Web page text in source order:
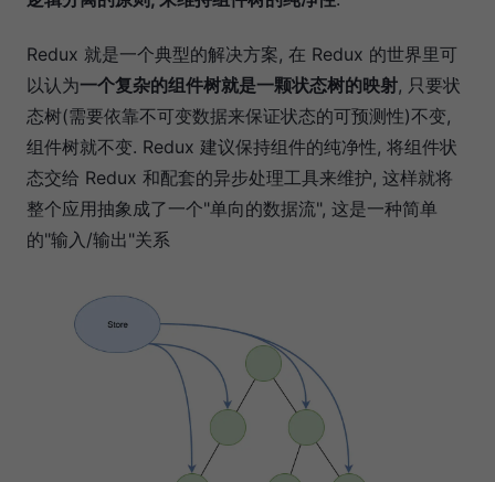
Redux 就是一个典型的解决方案, 在 Redux 的世界里可
以认为一个复杂的组件树就是一颗状态树的映射, 只要状
态树(需要依靠不可变数据来保证状态的可预测性)不变,
组件树就不变. Redux 建议保持组件的纯净性, 将组件状
态交给 Redux 和配套的异步处理工具来维护, 这样就将
整个应用抽象成了一个"单向的数据流", 这是一种简单
的"输入/输出"关系